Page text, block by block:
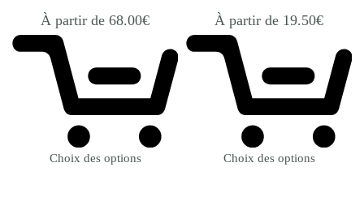
À partir de 68.00€
Choix des options
À partir de 19.50€
Choix des options